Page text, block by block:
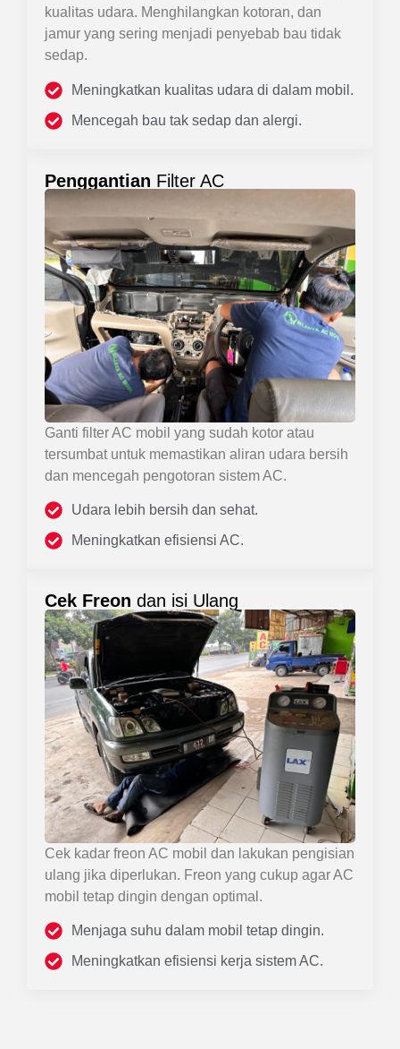
kualitas udara. Menghilangkan kotoran, dan
jamur yang sering menjadi penyebab bau tidak
sedap.
Meningkatkan kualitas udara di dalam mobil.
Mencegah bau tak sedap dan alergi.
Penggantian Filter AC
Ganti filter AC mobil yang sudah kotor atau
tersumbat untuk memastikan aliran udara bersih
dan mencegah pengotoran sistem AC.
Udara lebih bersih dan sehat.
Meningkatkan efisiensi AC.
Cek Freon dan isi Ulang
Cek kadar freon AC mobil dan lakukan pengisian
ulang jika diperlukan. Freon yang cukup agar AC
mobil tetap dingin dengan optimal.
Menjaga suhu dalam mobil tetap dingin.
Meningkatkan efisiensi kerja sistem AC.